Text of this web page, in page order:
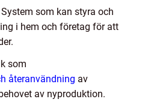
System som kan styra och
i hem och företag för att
som
återanvändning av
av nyproduktion.